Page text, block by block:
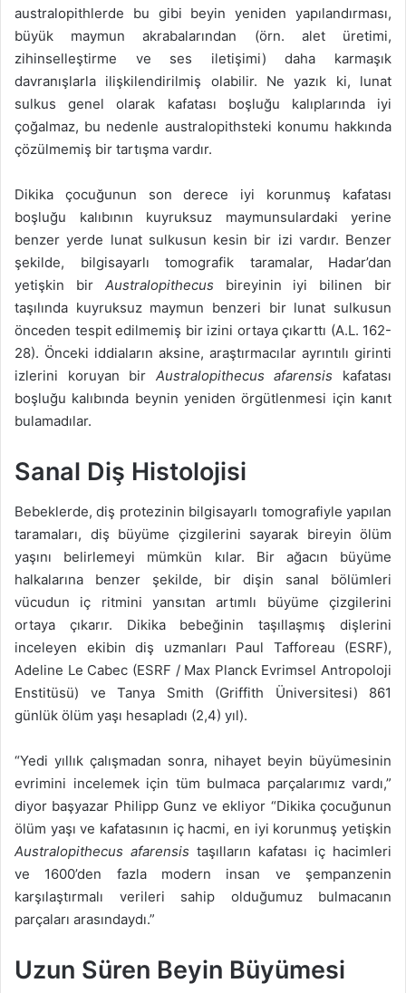
australopithlerde bu gibi beyin yeniden yapılandırması,
büyük maymun akrabalarından (örn. alet üretimi,
zihinselleştirme ve ses iletişimi) daha karmaşık
davranışlarla ilişkilendirilmiş olabilir. Ne yazık ki, lunat
sulkus genel olarak kafatası boşluğu kalıplarında iyi
çoğalmaz, bu nedenle australopithsteki konumu hakkında
çözülmemiş bir tartışma vardır.
Dikika çocuğunun son derece iyi korunmuş kafatası
boşluğu kalıbının kuyruksuz maymunsulardaki yerine
benzer yerde lunat sulkusun kesin bir izi vardır. Benzer
şekilde, bilgisayarlı tomografik taramalar, Hadar’dan
yetişkin bir Australopithecus bireyinin iyi bilinen bir
taşılında kuyruksuz maymun benzeri bir lunat sulkusun
önceden tespit edilmemiş bir izini ortaya çıkarttı (A.L. 162-
28). Önceki iddiaların aksine, araştırmacılar ayrıntılı girinti
izlerini koruyan bir Australopithecus afarensis kafatası
boşluğu kalıbında beynin yeniden örgütlenmesi için kanıt
bulamadılar.
Sanal Diş Histolojisi
Bebeklerde, diş protezinin bilgisayarlı tomografiyle yapılan
taramaları, diş büyüme çizgilerini sayarak bireyin ölüm
yaşını belirlemeyi mümkün kılar. Bir ağacın büyüme
halkalarına benzer şekilde, bir dişin sanal bölümleri
vücudun iç ritmini yansıtan artımlı büyüme çizgilerini
ortaya çıkarır. Dikika bebeğinin taşıllaşmış dişlerini
inceleyen ekibin diş uzmanları Paul Tafforeau (ESRF),
Adeline Le Cabec (ESRF / Max Planck Evrimsel Antropoloji
Enstitüsü) ve Tanya Smith (Griffith Üniversitesi) 861
günlük ölüm yaşı hesapladı (2,4) yıl).
“Yedi yıllık çalışmadan sonra, nihayet beyin büyümesinin
evrimini incelemek için tüm bulmaca parçalarımız vardı,”
diyor başyazar Philipp Gunz ve ekliyor “Dikika çocuğunun
ölüm yaşı ve kafatasının iç hacmi, en iyi korunmuş yetişkin
Australopithecus afarensis taşılların kafatası iç hacimleri
ve 1600’den fazla modern insan ve şempanzenin
karşılaştırmalı verileri sahip olduğumuz bulmacanın
parçaları arasındaydı.”
Uzun Süren Beyin Büyümesi